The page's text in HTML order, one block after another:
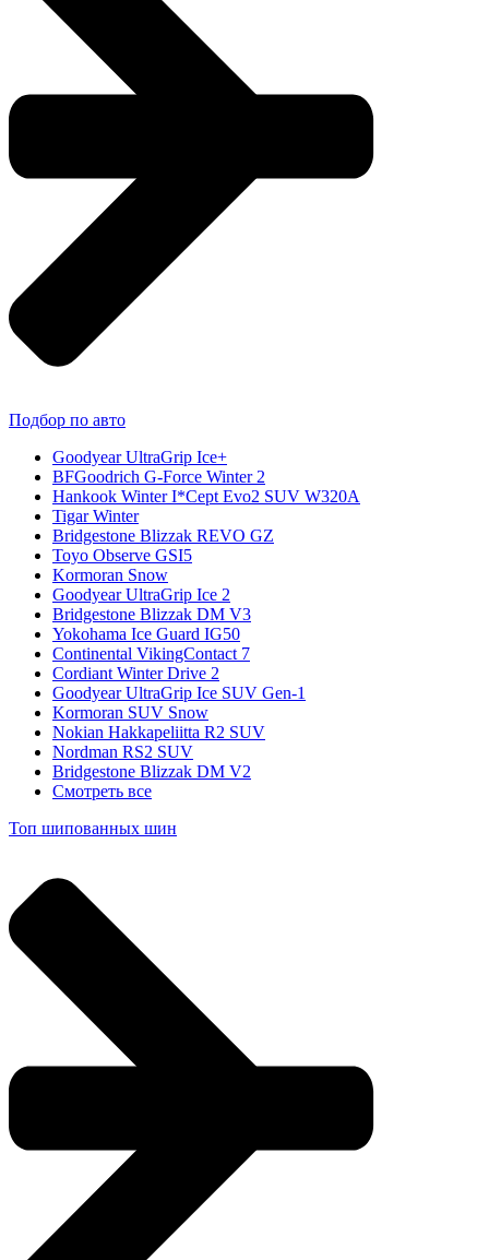
Подбор по авто
Goodyear UltraGrip Ice+
BFGoodrich G-Force Winter 2
Hankook Winter I*Cept Evo2 SUV W320A
Tigar Winter
Bridgestone Blizzak REVO GZ
Toyo Observe GSI5
Kormoran Snow
Goodyear UltraGrip Ice 2
Bridgestone Blizzak DM V3
Yokohama Ice Guard IG50
Continental VikingContact 7
Cordiant Winter Drive 2
Goodyear UltraGrip Ice SUV Gen-1
Kormoran SUV Snow
Nokian Hakkapeliitta R2 SUV
Nordman RS2 SUV
Bridgestone Blizzak DM V2
Смотреть все
Топ шипованных шин